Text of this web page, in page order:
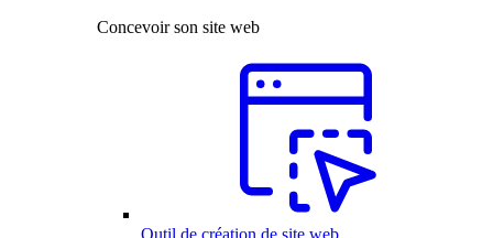
Concevoir son site web
Outil de création de site web